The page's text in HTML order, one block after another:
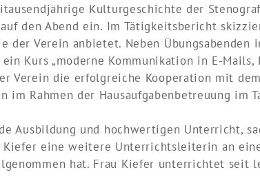
Kulturgeschichte der
den Abend ein. Im Tätigkeitsbericht
der Verein anbietet. Neben Übungsabenden
Kurs „moderne Kommunikation in E-Mails,
Verein die erfolgreiche Kooperation mit
Rahmen der Hausaufgabenbetreuung im
Ausbildung und hochwertigen Unterricht,
eine weitere Unterrichtsleiterin an
hat. Frau Kiefer unterrichtet seit